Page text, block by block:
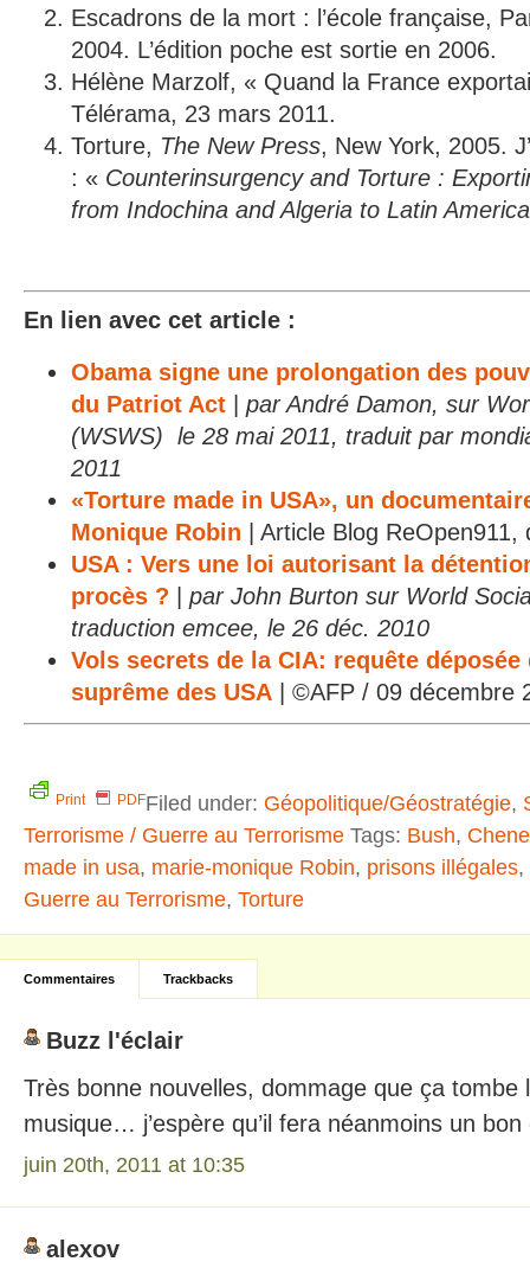
Escadrons de la mort : l’école française,
2004. L’édition poche est sortie en 2006.
Hélène Marzolf, « Quand la France
Télérama, 23 mars 2011.
Torture, The New Press, New York, 2005.
: « Counterinsurgency and Torture :
from Indochina and Algeria to Latin America
En lien avec cet article :
Obama signe une prolongation des
du Patriot Act
par André Damon, sur
(WSWS) le 28 mai 2011, traduit par
2011
«Torture made in USA», un
Monique Robin | Article Blog ReOpen911,
USA : Vers une loi autorisant la
procès ?
par John Burton sur World
traduction emcee, le 26 déc. 2010
Vols secrets de la CIA: requête déposée
suprême des USA | ©AFP / 09 décembre
Print PDFFiled under: Géopolitique/Géostratégie,
Terrorisme / Guerre au Terrorisme Tags: Bush,
made in usa, marie-monique Robin, prisons illégales,
Guerre au Terrorisme, Torture
Commentaires Trackbacks
Buzz l'éclair
Très bonne nouvelles, dommage que ça tombe
musique… j’espère qu’il fera néanmoins un
juin 20th, 2011 at 10:35
alexov